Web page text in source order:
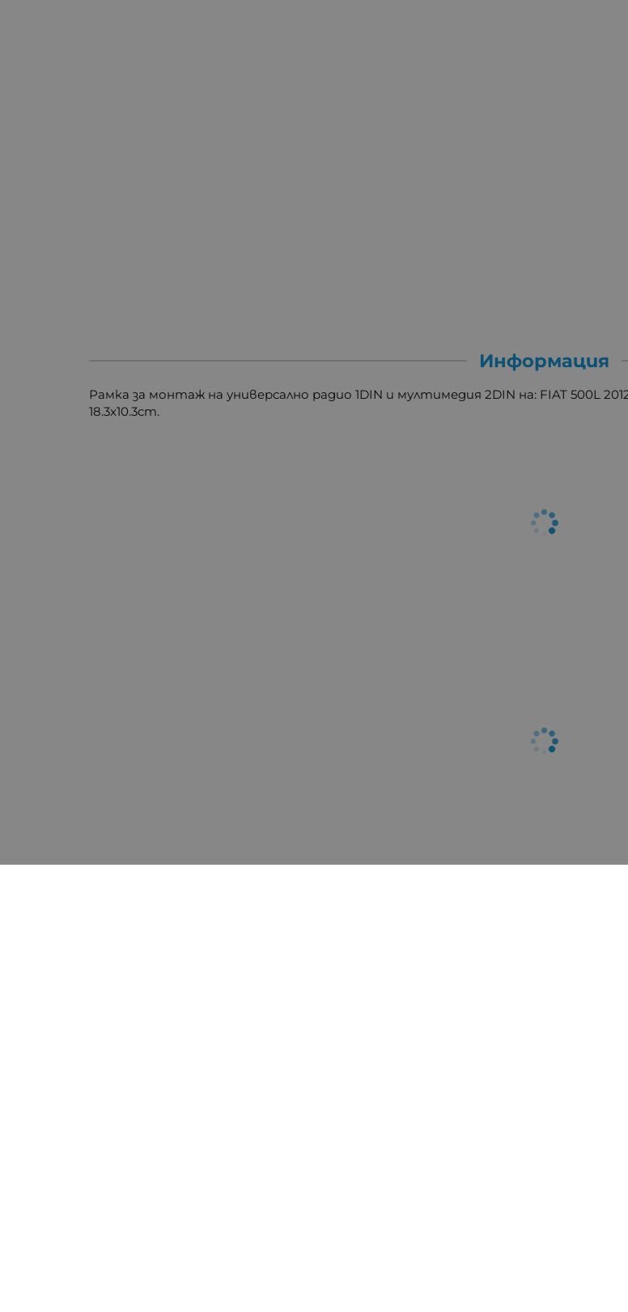
Информация
Рамка за монтаж на универсално радио 1DIN и мултимедия 2DIN на: FIAT 500L
18.3x10.3cm.